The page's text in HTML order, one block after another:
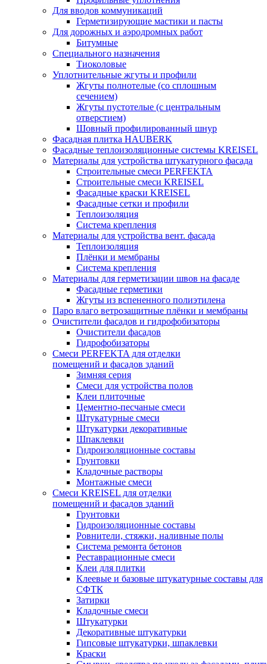
Для вводов коммуникаций
Герметизирующие мастики и пасты
Для дорожных и аэродромных работ
Битумные
Специального назначения
Тиоколовые
Уплотнительные жгуты и профили
Жгуты полнотелые (со сплошным
сечением)
Жгуты пустотелые (с центральным
отверстием)
Шовный профилированный шнур
Фасадная плитка HAUBERK
Фасадные теплоизоляционные системы KREISEL
Материалы для устройства штукатурного фасада
Строительные смеси PERFEKTA
Строительные смеси KREISEL
Фасадные краски KREISEL
Фасадные сетки и профили
Теплоизоляция
Система крепления
Материалы для устройства вент. фасада
Теплоизоляция
Плёнки и мембраны
Система крепления
Материалы для герметизации швов на фасаде
Фасадные герметики
Жгуты из вспененного полиэтилена
Паро влаго ветрозащитные плёнки и мембраны
Очистители фасадов и гидрофобизаторы
Очистители фасадов
Гидрофобизаторы
Смеси PERFEKTA для отделки
помещений и фасадов зданий
Зимняя серия
Смеси для устройства полов
Клеи плиточные
Цементно-песчаные смеси
Штукатурные смеси
Штукатурки декоративные
Шпаклевки
Гидроизоляционные составы
Грунтовки
Кладочные растворы
Монтажные смеси
Смеси KREISEL для отделки
помещений и фасадов зданий
Грунтовки
Гидроизоляционные составы
Ровнители, стяжки, наливные полы
Cистема ремонта бетонов
Реставрационные смеси
Клеи для плитки
Клеевые и базовые штукатурные составы для
СФТК
Затирки
Кладочные смеси
Штукатурки
Декоративные штукатурки
Гипсовые штукатурки, шпаклевки
Краски